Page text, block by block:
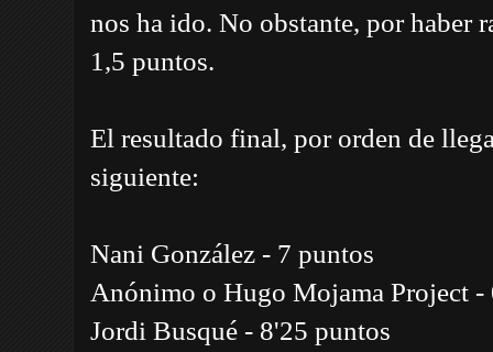
nos ha ido. No obstante, por haber
1,5 puntos.
El resultado final, por orden de
siguiente:
Nani González - 7 puntos
Anónimo o Hugo Mojama Project -
Jordi Busqué - 8'25 puntos